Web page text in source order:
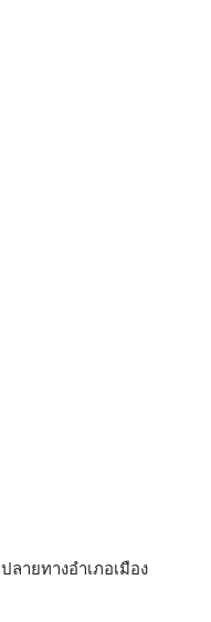
ลายทางอำเภอเมือง